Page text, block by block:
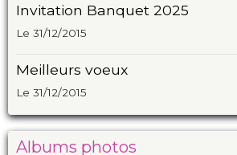
Invitation Banquet 2025
Le 31/12/2015
Meilleurs voeux
Le 31/12/2015
Albums photos